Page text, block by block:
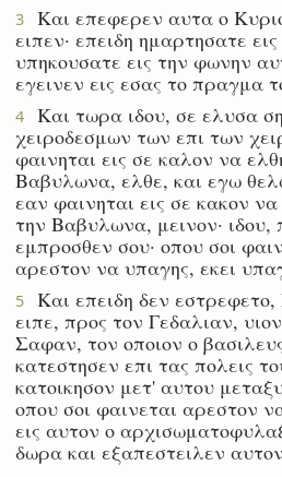
3
Και επεφερεν αυτα ο
ειπεν· επειδη ημαρτησατε
υπηκουσατε εις την φωνην
εγεινεν εις εσας το πραγμα
4
Και τωρα ιδου, σε ελυσα
χειροδεσμων των επι των
φαινηται εις σε καλον να
Βαβυλωνα, ελθε, και εγω
εαν φαινηται εις σε κακον
την Βαβυλωνα, μεινον· ιδου,
εμπροσθεν σου· οπου σοι
αρεστον να υπαγης, εκει
5
Και επειδη δεν
ειπε, προς τον Γεδαλιαν,
Σαφαν, τον οποιον ο
κατεστησεν επι τας πολεις
κατοικησον μετ' αυτου
οπου σοι φαινεται αρεστον
εις αυτον ο
δωρα και εξαπεστειλεν